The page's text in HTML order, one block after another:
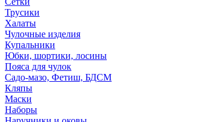
Трусики
Халаты
Чулочные изделия
Купальники
Юбки, шортики, лосины
Пояса для чулок
Садо-мазо, Фетиш, БДСМ
Кляпы
Маски
Наборы